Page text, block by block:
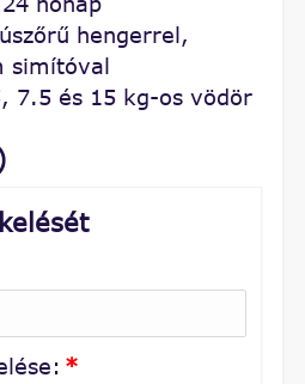
hengerrel,
simítóval
7.5 és 15 kg-os vödör
*